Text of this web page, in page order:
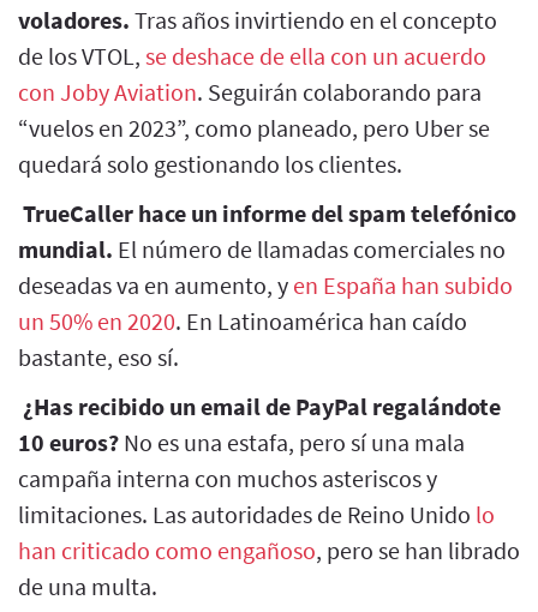
voladores. Tras años invirtiendo en el concepto
de los VTOL, se deshace de ella con un acuerdo
con Joby Aviation. Seguirán colaborando para
“vuelos en 2023”, como planeado, pero Uber se
quedará solo gestionando los clientes.
TrueCaller hace un informe del spam telefónico
mundial. El número de llamadas comerciales no
deseadas va en aumento, y en España han subido
un 50% en 2020. En Latinoamérica han caído
bastante, eso sí.
¿Has recibido un email de PayPal regalándote
10 euros? No es una estafa, pero sí una mala
campaña interna con muchos asteriscos y
limitaciones. Las autoridades de Reino Unido lo
han criticado como engañoso, pero se han librado
de una multa.